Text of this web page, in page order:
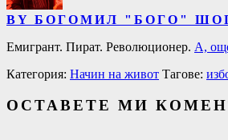
BY БОГОМИЛ "БОГО"
Емигрант. Пират. Революционер. А,
Категория: Начин на живот Тагове:
ОСТАВЕТЕ МИ